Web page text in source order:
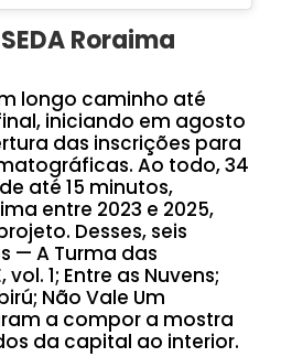
Roraima
longo caminho até
iniciando em agosto
das inscrições para
Ao todo, 34
até 15 minutos,
entre 2023 e 2025,
Desses, seis
— A Turma das
vol. 1; Entre as Nuvens;
Não Vale Um
a compor a mostra
da capital ao interior.